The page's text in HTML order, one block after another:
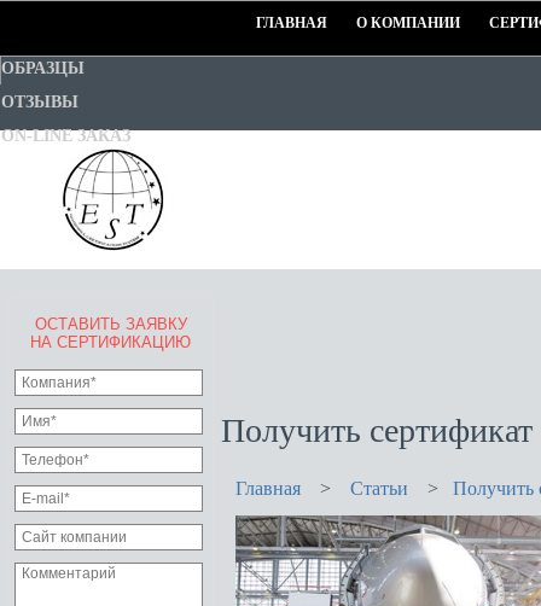
ГЛАВНАЯ О КОМПАНИИ
ОБРАЗЦЫ
ОТЗЫВЫ
ON-LINE ЗАКАЗ
ОСТАВИТЬ ЗАЯВКУ
НА СЕРТИФИКАЦИЮ
Получить
Главная > Статьи > Получить